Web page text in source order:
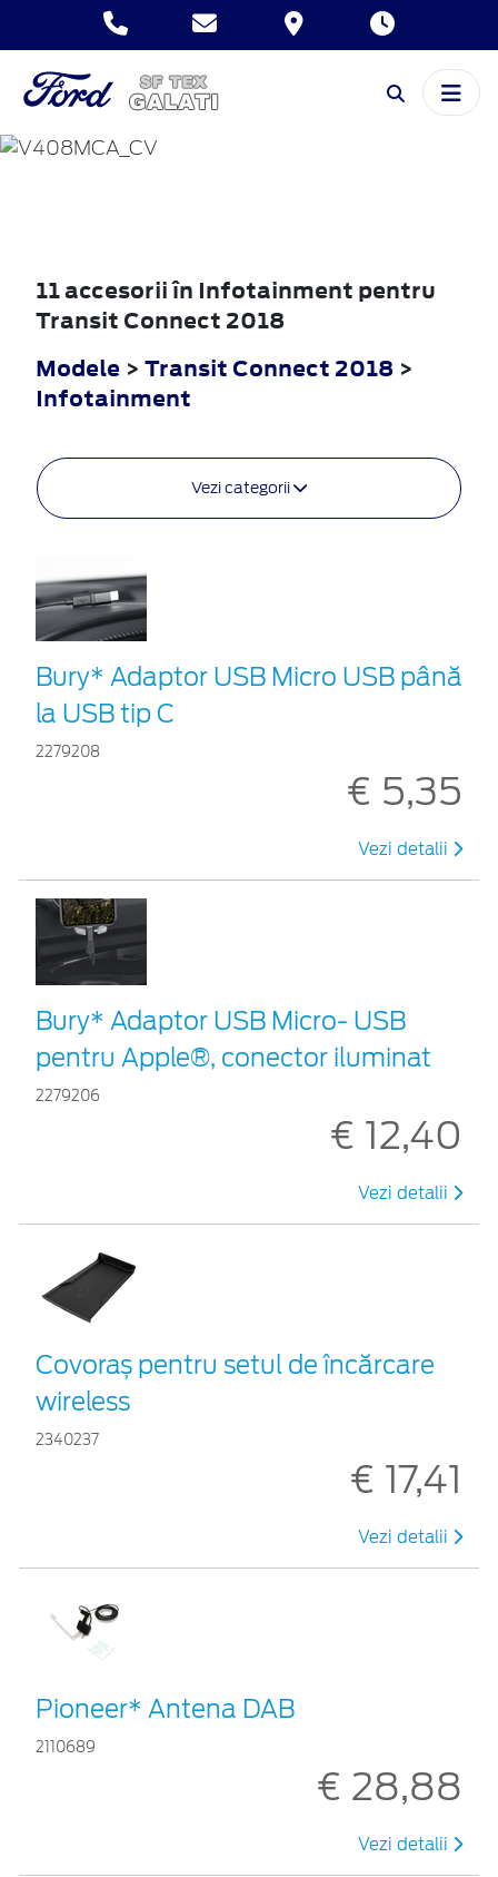
TRANSIT
CONNECT
11 accesorii în Infotainment pentru
Transit Connect 2018
Modele > Transit Connect 2018 >
Infotainment
Vezi categorii
Bury* Adaptor USB Micro USB până
la USB tip C
2279208
€ 5,35
Vezi detalii
Bury* Adaptor USB Micro- USB
pentru Apple®, conector iluminat
2279206
€ 12,40
Vezi detalii
Covoraș pentru setul de încărcare
wireless
2340237
€ 17,41
Vezi detalii
Pioneer* Antena DAB
2110689
€ 28,88
Vezi detalii